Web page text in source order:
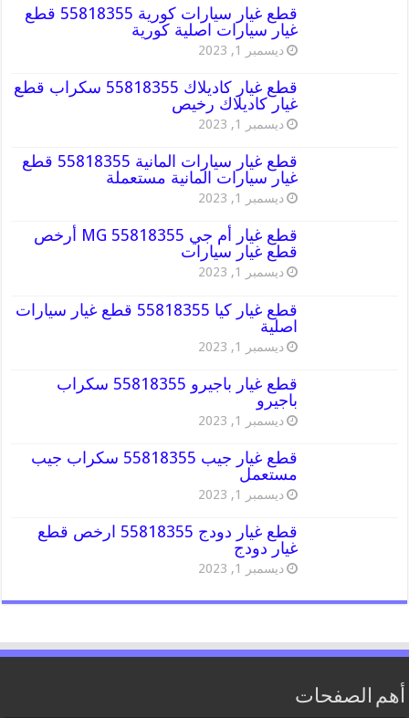
قطع غيار سيارات كورية 55818355 قطع
غيار سيارات اصلية كورية
ديسمبر 1, 2023
قطع غيار كاديلاك 55818355 سكراب قطع
غيار كاديلاك رخيص
ديسمبر 1, 2023
قطع غيار سيارات المانية 55818355 قطع
غيار سيارات المانية مستعملة
ديسمبر 1, 2023
قطع غيار أم جي MG 55818355 أرخص
قطع غيار سيارات
ديسمبر 1, 2023
قطع غيار كيا 55818355 قطع غيار سيارات
اصلية
ديسمبر 1, 2023
قطع غيار باجيرو 55818355 سكراب
باجيرو
ديسمبر 1, 2023
قطع غيار جيب 55818355 سكراب جيب
مستعمل
ديسمبر 1, 2023
قطع غيار دودج 55818355 ارخص قطع
غيار دودج
ديسمبر 1, 2023
أهم الصفحات